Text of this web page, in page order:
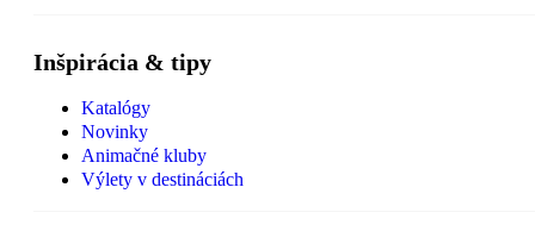
Inšpirácia & tipy
Katalógy
Novinky
Animačné kluby
Výlety v destináciách